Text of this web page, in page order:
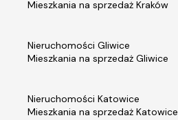
Mieszkania na sprzedaż Kraków
Nieruchomości Gliwice
Mieszkania na sprzedaż Gliwice
Nieruchomości Katowice
Mieszkania na sprzedaż Katowice